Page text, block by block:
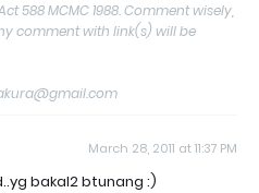
588 MCMC 1988. Comment wisely,
comment with link(s) will be
March 28, 2011 at 11:37 PM
bakal2 btunang :)